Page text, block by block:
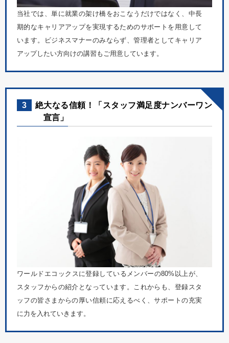
当社では、単に就業の架け橋をおこなうだけではなく、中長
期的なキャリアアップを実現するためのサポートを用意して
います。ビジネスマナーのみならず、管理者としてキャリア
アップしたい方向けの講習もご用意しています。
3
絶大なる信頼！「スタッフ満足度ナンバーワン
宣言」
ワールドエコックスに登録しているメンバーの80%以上が、
スタッフからの紹介となっています。これからも、登録スタ
ッフの皆さまからの厚い信頼に応えるべく、サポートの充実
に力を入れていきます。